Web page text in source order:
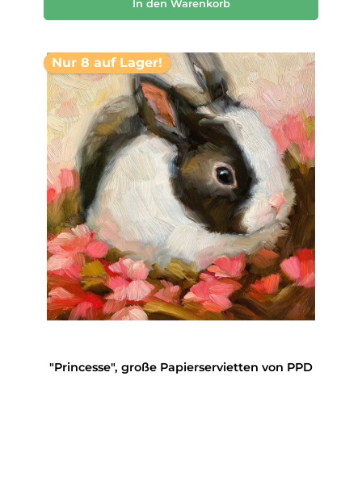
In den Warenkorb
Nur 8 auf Lager!
"Princesse", große Papierservietten von PPD